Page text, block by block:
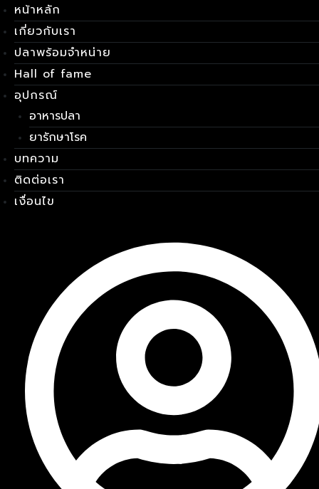
Skip
content
หน้าหลัก
เกี่ยวกับเรา
ปลาพร้อมจำหน่าย
Hall of fame
อุปกรณ์
อาหารปลา
ยารักษาโรค
บทความ
ติดต่อเรา
เงื่อนไข
เมนู